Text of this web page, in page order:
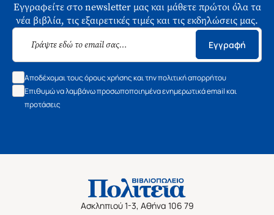
Εγγραφείτε στο newsletter μας και μάθετε πρώτοι όλα τα
νέα βιβλία, τις εξαιρετικές τιμές και τις εκδηλώσεις μας.
Εγγραφή
Αποδέχομαι τους όρους χρήσης και την πολιτική απορρήτου
Επιθυμώ να λαμβάνω προσωποποιημένα ενημερωτικά email και
προτάσεις
Ασκληπιού 1-3, Αθήνα 106 79